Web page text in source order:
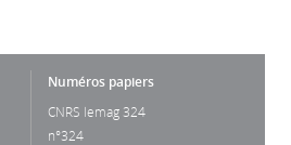
Numéros papiers
CNRS lemag 324
n°324